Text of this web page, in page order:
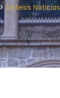
Síntesis Noticias